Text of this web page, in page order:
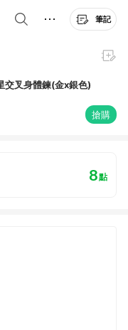
筆記
交叉身體鍊(金x銀色)
搶購
8點